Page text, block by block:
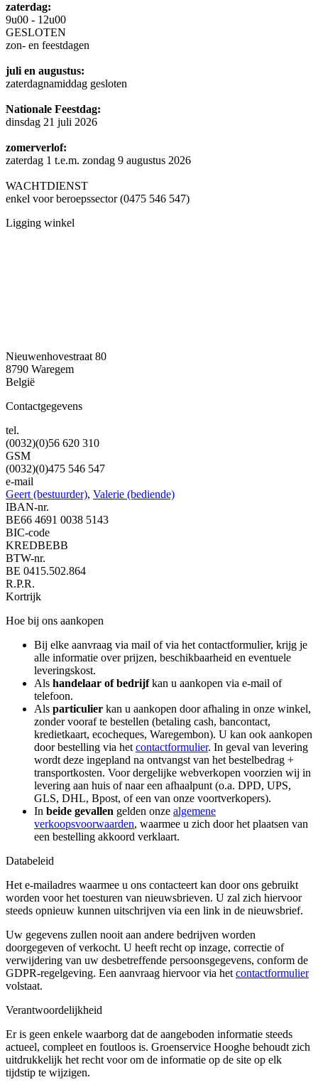
zaterdag:
9u00 - 12u00
GESLOTEN
zon- en feestdagen
juli en augustus:
zaterdagnamiddag gesloten
Nationale Feestdag:
dinsdag 21 juli 2026
zomerverlof:
zaterdag 1 t.e.m. zondag 9 augustus 2026
WACHTDIENST
enkel voor beroepssector(0475 546 547)
Ligging winkel
Nieuwenhovestraat 80
8790 Waregem
België
Contactgegevens
tel.
(0032)(0)56 620 310
GSM
(0032)(0)475 546 547
e-mail
Geert (bestuurder), Valerie (bediende)
IBAN-nr.
BE66 4691 0038 5143
BIC-code
KREDBEBB
BTW-nr.
BE 0415.502.864
R.P.R.
Kortrijk
Hoe bij ons aankopen
Bij elke aanvraag via mail of via het contactformulier, krijg je
alle informatie over prijzen, beschikbaarheid en eventuele
leveringskost.
Als handelaar of bedrijfkan u aankopen via e-mail of
telefoon.
Als particulier kan u aankopen door afhaling in onze winkel,
zonder vooraf te bestellen (betaling cash, bancontact,
kredietkaart, ecocheques, Waregembon). U kan ook aankopen
door bestelling via het contactformulier. In geval van levering
wordt deze ingepland na ontvangst van het bestelbedrag +
transportkosten. Voor dergelijke webverkopen voorzien wij in
levering aan huis of naar een afhaalpunt (o.a. DPD, UPS,
GLS, DHL, Bpost, of een van onze voortverkopers).
In beide gevallen gelden onze algemene
verkoopsvoorwaarden, waarmee u zich door het plaatsen van
een bestelling akkoord verklaart.
Databeleid
Het e-mailadres waarmee u ons contacteert kan door ons gebruikt
worden voor het toesturen van nieuwsbrieven. U zal zich hiervoor
steeds opnieuw kunnen uitschrijven via een link in de nieuwsbrief.
Uw gegevens zullen nooit aan andere bedrijven worden
doorgegeven of verkocht. U heeft recht op inzage, correctie of
verwijdering van uw desbetreffende persoonsgegevens, conform de
GDPR-regelgeving. Een aanvraag hiervoor via het contactformulier
volstaat.
Verantwoordelijkheid
Er is geen enkele waarborg dat de aangeboden informatie steeds
actueel, compleet en foutloos is. Groenservice Hooghe behoudt zich
uitdrukkelijk het recht voor om de informatie op de site op elk
tijdstip te wijzigen.